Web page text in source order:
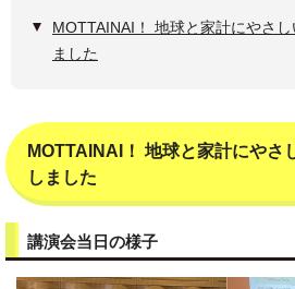
MOTTAINAI！ 地球と家計にやさ
ました
MOTTAINAI！ 地球と家計にやさ
しました
講演会当日の様子